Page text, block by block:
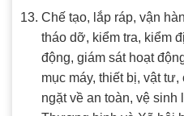
Chế tạo, lắp ráp, vận
tháo dỡ, kiểm tra, kiểm
động, giám sát hoạt
mục máy, thiết bị, vật
ngặt về an toàn, vệ sinh